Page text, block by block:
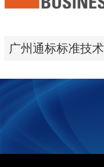
广州通标标准技
广州通标标准技术
有限公司